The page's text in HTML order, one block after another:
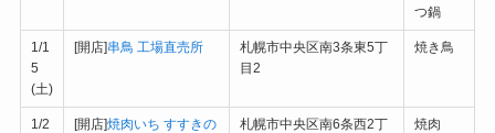
つ鍋
1/1
5
(土)
[開店]串鳥 工場直売所
札幌市中央区南3条東5丁
目2
焼き鳥
1/2
[開店]焼肉いち すすきの
札幌市中央区南6条西2丁
焼肉